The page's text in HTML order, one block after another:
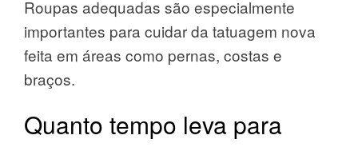
Roupas adequadas são especialmente
importantes para cuidar da tatuagem nova
feita em áreas como pernas, costas e
braços.
Quanto tempo leva para